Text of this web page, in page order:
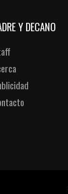
Y DECANO